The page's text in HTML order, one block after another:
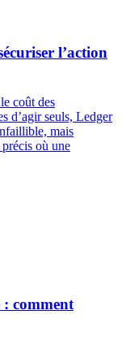
l’action
coût des
d’agir seuls, Ledger
mais
où une
comment